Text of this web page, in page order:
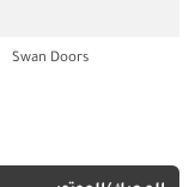
Swan Doors